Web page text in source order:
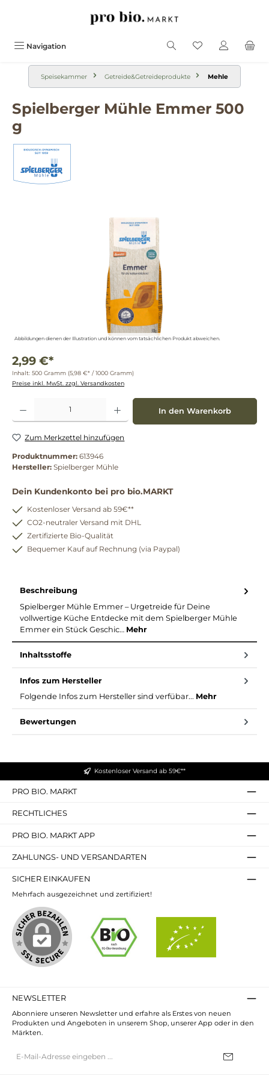
Navigation
Speisekammer Getreide&Getreideprodukte Mehle
Spielberger Mühle Emmer 500
g
Abbildungen dienen der Illustration und können vom tatsächlichen Produkt abweichen.
2,99 €*
Inhalt: 500 Gramm (5,98 €* / 1000 Gramm)
Preise inkl. MwSt. zzgl. Versandkosten
Produkt Anzahl: Gib den gewünschten Wert ein oder benutze die Schaltflächen um
In den Warenkorb
Zum Merkzettel hinzufügen
Produktnummer: 613946
Hersteller: Spielberger Mühle
Dein Kundenkonto bei pro bio.MARKT
Kostenloser Versand ab 59€**
CO2-neutraler Versand mit DHL
Zertifizierte Bio-Qualität
Bequemer Kauf auf Rechnung (via Paypal)
Beschreibung
Spielberger Mühle Emmer – Urgetreide für Deine
vollwertige Küche Entdecke mit dem Spielberger Mühle
Emmer ein Stück Geschic… Mehr
Inhaltsstoffe
Infos zum Hersteller
Folgende Infos zum Hersteller sind verfübar... Mehr
Bewertungen
Kostenloser Versand ab 59€**
PRO BIO. MARKT
RECHTLICHES
PRO BIO. MARKT APP
ZAHLUNGS- UND VERSANDARTEN
SICHER EINKAUFEN
Mehrfach ausgezeichnet und zertifiziert!
NEWSLETTER
Abonniere unseren Newsletter und erfahre als Erstes von neuen
Produkten und Angeboten in unserem Shop, unserer App oder in den
Märkten.
Mail-